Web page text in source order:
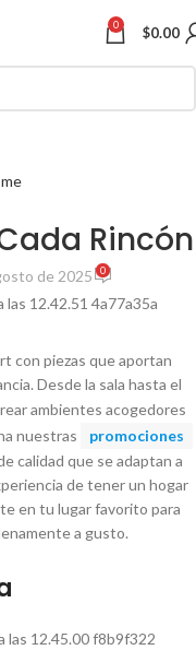
0 $0.00
Rincón
de 2025 0
con piezas que aportan
Desde la sala hasta el
ambientes acogedores
nuestras
promociones
calidad que se adaptan a
de tener un hogar
en tu lugar favorito para
a gusto.